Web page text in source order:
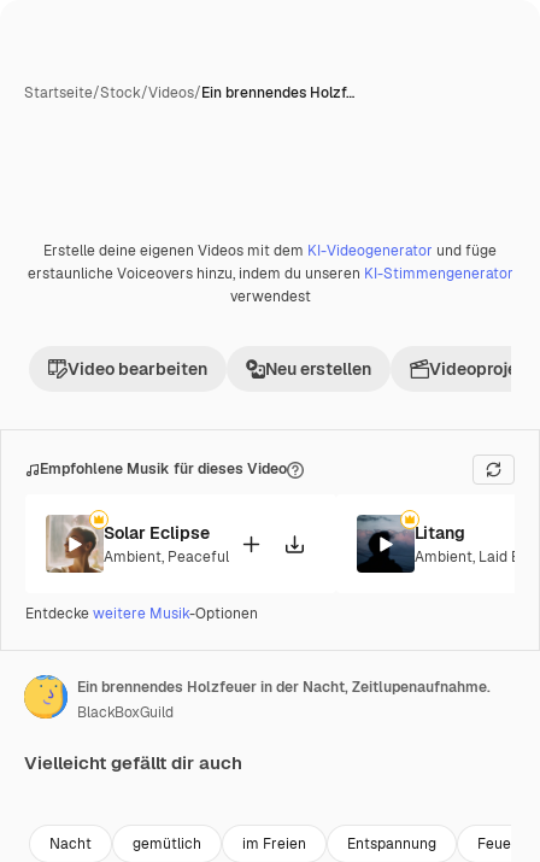
Startseite/Stock/Videos/Ein brennendes Holzf…
Premium
Erstelle deine eigenen Videos mit dem KI-Videogenerator und füge
erstaunliche Voiceovers hinzu, indem du unseren KI-Stimmengenerator
verwendest
Video bearbeiten Neu erstellen Videoprojekt
Empfohlene Musik für dieses Video
Solar Eclipse
Ambient, Peaceful
Litang
Ambient, Laid
Entdeckeweitere Musik-Optionen
Ein brennendes Holzfeuer in der Nacht, Zeitlupenaufnahme.
BlackBoxGuild
Vielleicht gefällt dir auch
Nacht gemütlich im Freien Entspannung Feuer